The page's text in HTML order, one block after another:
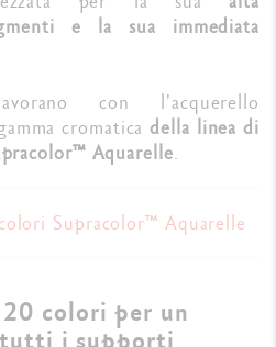
e la sua immediata
con l'acquerello
cromaticadella linea di
Aquarelle.
Supracolor™ Aquarelle
colori per un
i supporti